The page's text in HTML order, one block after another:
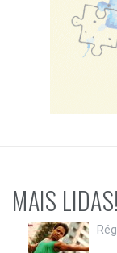
MAIS LIDAS!